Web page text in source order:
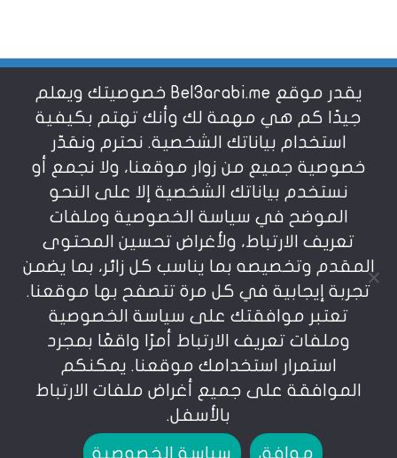
شروط الاستخدام
سياسة الخصوصية
عن بالعربي
يمنع نسخ أو إعادة استخدام المواد المنشورة على
موقعنا تحت طائلة المسؤولية، إن أي استخدام أو إعادة
نشر أو إجتزاء بدون اذن خطي مسبق يعد انتهاكاُ لشروط
الإستخدام المعرفة بوضوح في موقعنا. © bel3arabi.me
جميع الحقوق محفوظة
يقدر موقع Bel3arabi.me خصوصيتك ويعلم
جيدًا كم هي مهمة لك وأنك تهتم بكيفية
استخدام بياناتك الشخصية. نحترم ونقدّر
خصوصية جميع من زوار موقعنا، ولا نجمع أو
نستخدم بياناتك الشخصية إلا على النحو
الموضح في سياسة الخصوصية وملفات
تعريف الارتباط، ولأغراض تحسين المحتوى
المقدم وتخصيصه بما يناسب كل زائر، بما يضمن
تجربة إيجابية في كل مرة تتصفح بها موقعنا.
تعتبر موافقتك على سياسة الخصوصية
وملفات تعريف الارتباط أمرًا واقعًا بمجرد
استمرار استخدامك موقعنا. يمكنكم
الموافقة على جميع أغراض ملفات الارتباط
بالأسفل.
موافق سياسة الخصوصية